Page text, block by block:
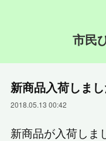
市民
新商品入荷しまし
2018.05.13 00:42
新商品が入荷しま